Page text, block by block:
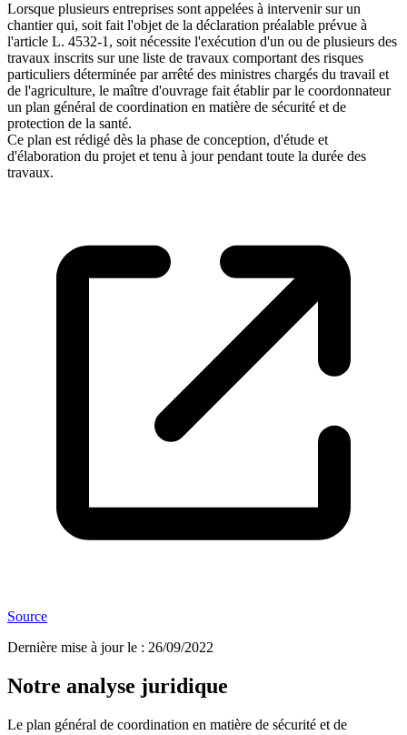
Lorsque plusieurs entreprises sont appelées à intervenir sur un
chantier qui, soit fait l'objet de la déclaration préalable prévue à
l'article L. 4532-1, soit nécessite l'exécution d'un ou de plusieurs des
travaux inscrits sur une liste de travaux comportant des risques
particuliers déterminée par arrêté des ministres chargés du travail et
de l'agriculture, le maître d'ouvrage fait établir par le coordonnateur
un plan général de coordination en matière de sécurité et de
protection de la santé.
Ce plan est rédigé dès la phase de conception, d'étude et
d'élaboration du projet et tenu à jour pendant toute la durée des
travaux.
Source
Dernière mise à jour le : 26/09/2022
Notre analyse juridique
Le plan général de coordination en matière de sécurité et de